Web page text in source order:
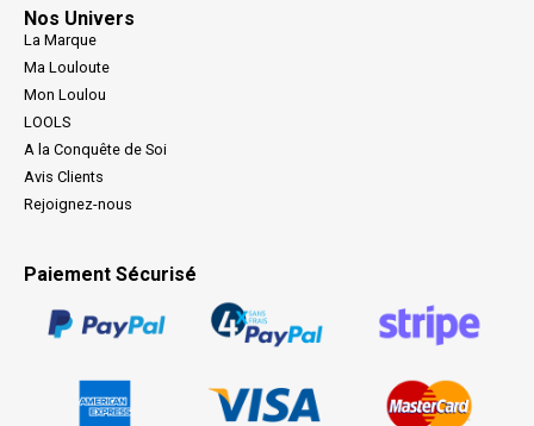
Nos Univers
La Marque
Ma Louloute
Mon Loulou
LOOLS
A la Conquête de Soi
Avis Clients
Rejoignez-nous
Paiement Sécurisé